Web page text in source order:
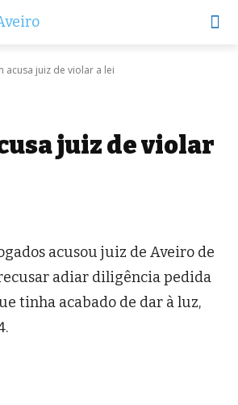
acusa juiz de violar a lei
juiz de violar
acusou juiz de Aveiro de
adiar diligência pedida
tinha acabado de dar à luz,